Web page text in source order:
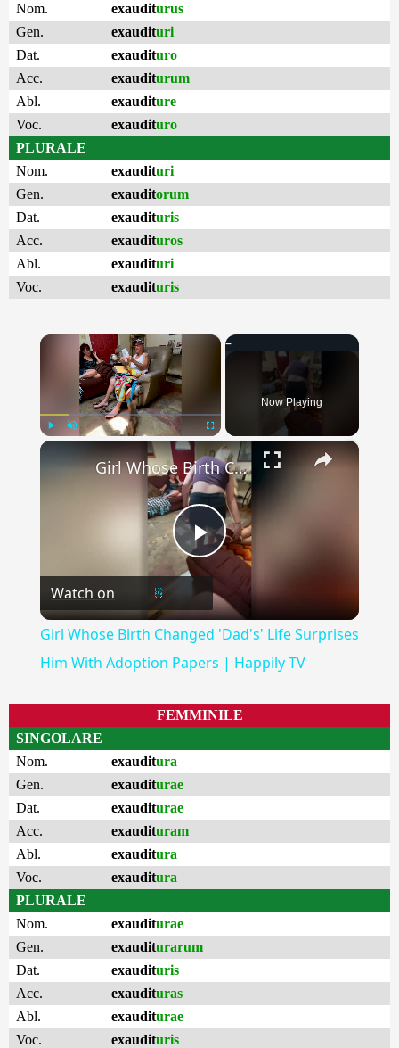
Nom.
exauditurus
Gen.
exaudituri
Dat.
exaudituro
Acc.
exauditurum
Abl.
exauditure
Voc.
exaudituro
PLURALE
Nom.
exaudituri
Gen.
exauditorum
Dat.
exaudituris
Acc.
exaudituros
Abl.
exaudituri
Voc.
exaudituris
×
Fullscreen
Now Playing
×
Play
Video
Girl Whose Birth Changed 'Dad's' Life Surprises Him With Adoption Papers | Happily TV
Watch on
Girl Whose Birth Changed 'Dad's' Life Surprises
Him With Adoption Papers | Happily TV
FEMMINILE
SINGOLARE
Nom.
exauditura
Gen.
exauditurae
Dat.
exauditurae
Acc.
exaudituram
Abl.
exauditura
Voc.
exauditura
PLURALE
Nom.
exauditurae
Gen.
exauditurarum
Dat.
exaudituris
Acc.
exaudituras
Abl.
exauditurae
Voc.
exaudituris